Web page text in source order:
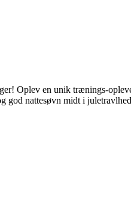
! Oplev en unik trænings-
god nattesøvn midt i